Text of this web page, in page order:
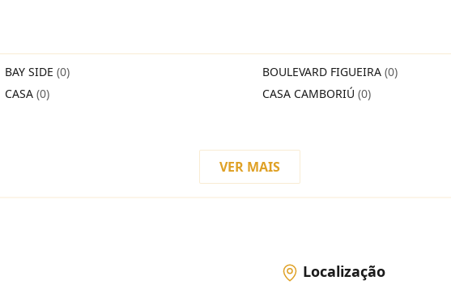
BAY SIDE (0) BOULEVARD FIGUEIRA (0)
CASA (0) CASA CAMBORIÚ (0)
VER MAIS
Localização